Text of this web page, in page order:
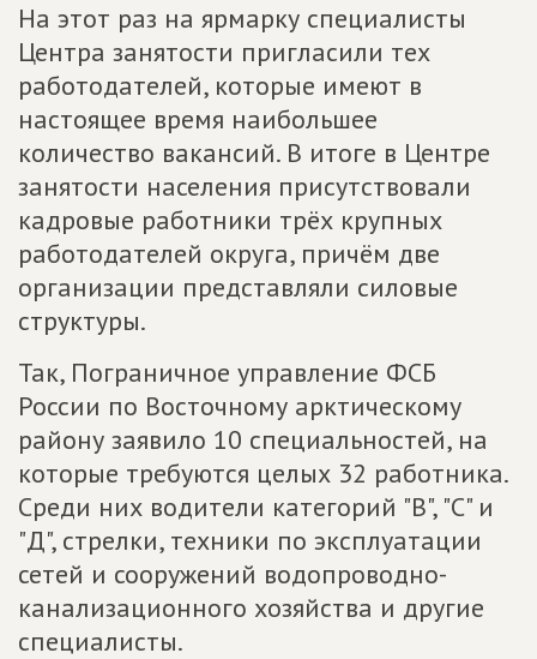
На этот раз на ярмарку специалисты
Центра занятости пригласили тех
работодателей, которые имеют в
настоящее время наибольшее
количество вакансий. В итоге в Центре
занятости населения присутствовали
кадровые работники трёх крупных
работодателей округа, причём две
организации представляли силовые
структуры.
Так, Пограничное управление ФСБ
России по Восточному арктическому
району заявило 10 специальностей, на
которые требуются целых 32 работника.
Среди них водители категорий "В", "С" и
"Д", стрелки, техники по эксплуатации
сетей и сооружений водопроводно-
канализационного хозяйства и другие
специалисты.